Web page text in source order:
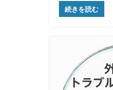
続きを読む